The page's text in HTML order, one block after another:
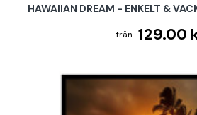
HAWAIIAN DREAM - ENKELT &
129.00